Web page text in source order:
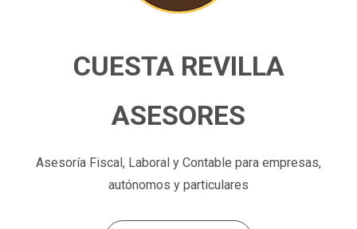
CUESTA REVILLA
ASESORES
Asesoría Fiscal, Laboral y Contable para empresas,
autónomos y particulares